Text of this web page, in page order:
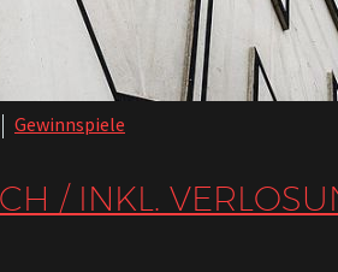
Gewinnspiele
/ INKL.